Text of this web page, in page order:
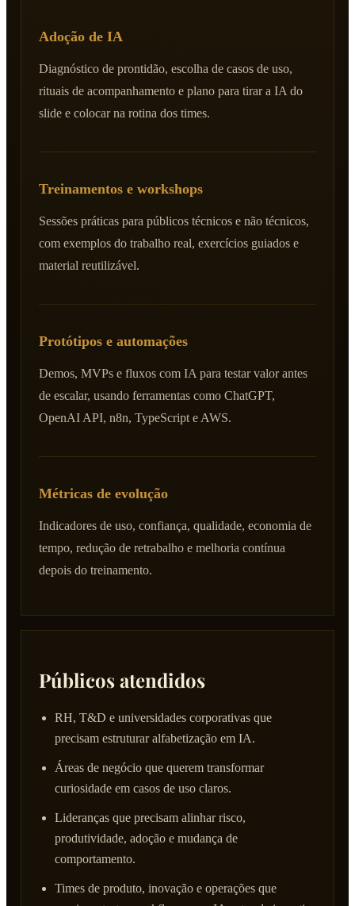
Adoção de IA
Diagnóstico de prontidão, escolha de casos de uso,
rituais de acompanhamento e plano para tirar a IA do
slide e colocar na rotina dos times.
Treinamentos e workshops
Sessões práticas para públicos técnicos e não técnicos,
com exemplos do trabalho real, exercícios guiados e
material reutilizável.
Protótipos e automações
Demos, MVPs e fluxos com IA para testar valor antes
de escalar, usando ferramentas como ChatGPT,
OpenAI API, n8n, TypeScript e AWS.
Métricas de evolução
Indicadores de uso, confiança, qualidade, economia de
tempo, redução de retrabalho e melhoria contínua
depois do treinamento.
Públicos atendidos
RH, T&D e universidades corporativas que
precisam estruturar alfabetização em IA.
Áreas de negócio que querem transformar
curiosidade em casos de uso claros.
Lideranças que precisam alinhar risco,
produtividade, adoção e mudança de
comportamento.
Times de produto, inovação e operações que